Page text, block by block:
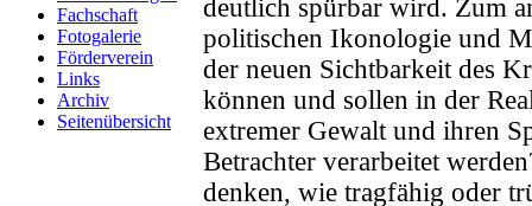
Fachschaft
Fotogalerie
Förderverein
Links
Archiv
Seitenübersicht
deutlich spürbar wird. Zum
politischen Ikonologie und
der neuen Sichtbarkeit des
können und sollen in der
extremer Gewalt und ihren
Betrachter verarbeitet
denken, wie tragfähig oder